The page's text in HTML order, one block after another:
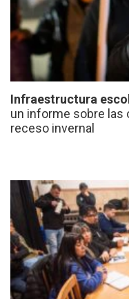
Infraestructura
un informe sobre las
receso invernal